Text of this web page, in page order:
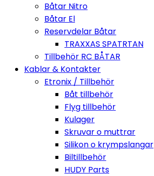
Båtar Nitro
Båtar El
Reservdelar Båtar
TRAXXAS SPATRTAN
Tillbehör RC BÅTAR
Kablar & Kontakter
Etronix / Tillbehör
Båt tillbehör
Flyg tillbehör
Kulager
Skruvar o muttrar
Silikon o krympslangar
Biltillbehör
HUDY Parts